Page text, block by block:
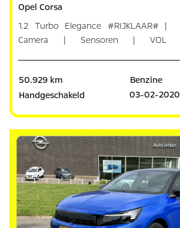
Opel Corsa
1.2 Turbo Elegance #RIJKLAAR# |
Camera | Sensoren | VOL
50.929 km
Benzine
Handgeschakeld
03-02-2020